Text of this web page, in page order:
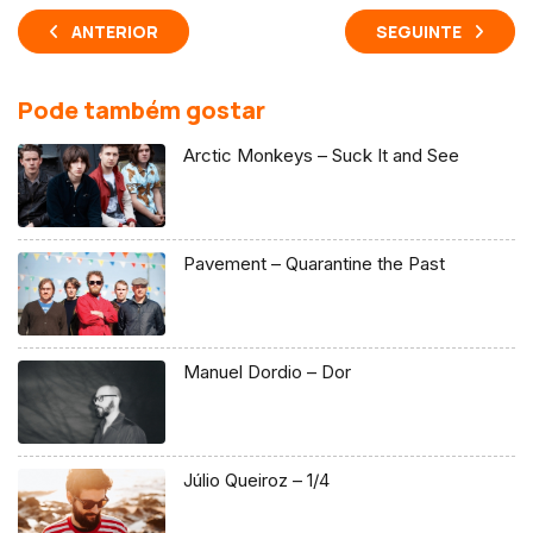
ANTERIOR SEGUINTE
Pode também gostar
Arctic Monkeys – Suck It and See
Pavement – Quarantine the Past
Manuel Dordio – Dor
Júlio Queiroz – 1/4